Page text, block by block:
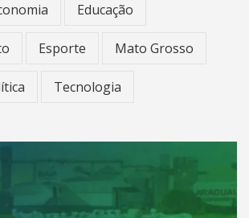
Educação
Esporte Mato Grosso
Tecnologia